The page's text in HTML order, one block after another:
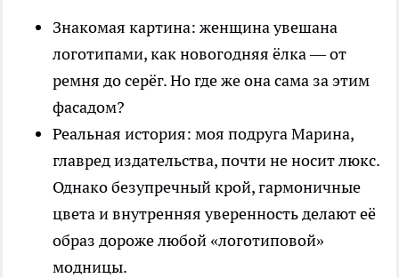
Знакомая картина: женщина увешана
логотипами, как новогодняя ёлка — от
ремня до серёг. Но где же она сама за этим
фасадом?
Реальная история: моя подруга Марина,
главред издательства, почти не носит люкс.
Однако безупречный крой, гармоничные
цвета и внутренняя уверенность делают её
образ дороже любой «логотиповой»
модницы.